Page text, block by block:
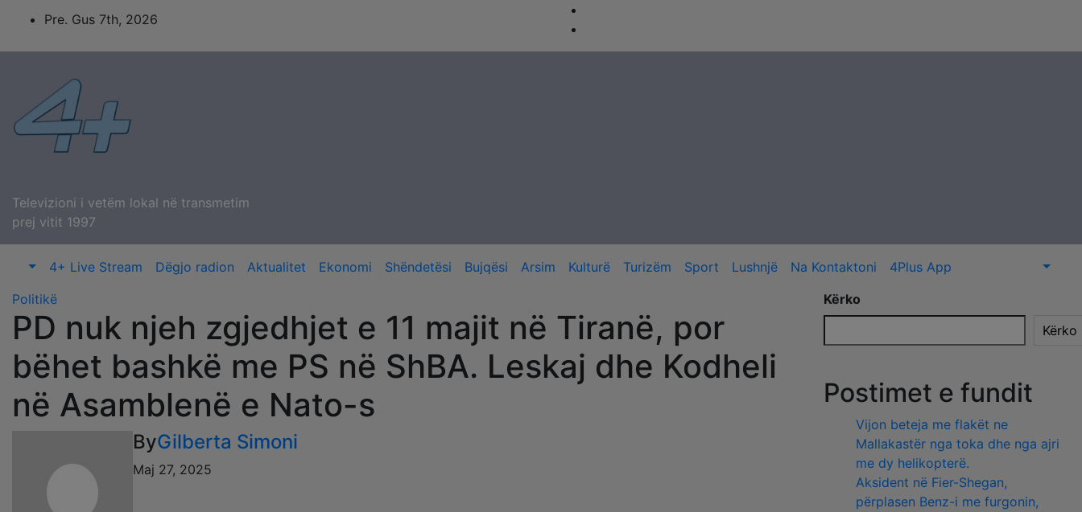
content
Pre. Gus 7th, 2026
Televizioni i vetëm lokal në transmetim
prej vitit 1997
4+ Live Stream Dëgjo radion Aktualitet Ekonomi Shëndetësi Bujqësi Arsim Kulturë Turizëm Sport Lushnjë Na Kontaktoni
4Plus App
Politikë
PD nuk njeh zgjedhjet e 11 majit në Tiranë, por
bëhet bashkë me PS në ShBA. Leskaj dhe Kodheli
në Asamblenë e Nato-s
ByGilberta Simoni
Maj 27, 2025
Kërko
Kërko
Postimet e fundit
Vijon beteja me flakët ne
Mallakastër nga toka dhe nga ajri
me dy helikopterë.
Aksident në Fier-Shegan,
përplasen Benz-i me furgonin,